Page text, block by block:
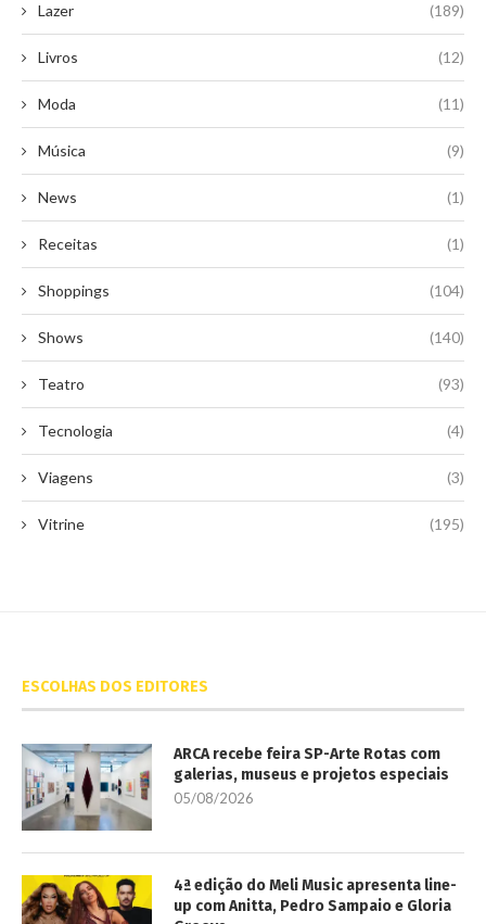
Lazer (189)
Livros (12)
Moda (11)
Música (9)
News (1)
Receitas (1)
Shoppings (104)
Shows (140)
Teatro (93)
Tecnologia (4)
Viagens (3)
Vitrine (195)
ESCOLHAS DOS EDITORES
ARCA recebe feira SP-Arte Rotas com
galerias, museus e projetos especiais
05/08/2026
4ª edição do Meli Music apresenta line-
up com Anitta, Pedro Sampaio e Gloria